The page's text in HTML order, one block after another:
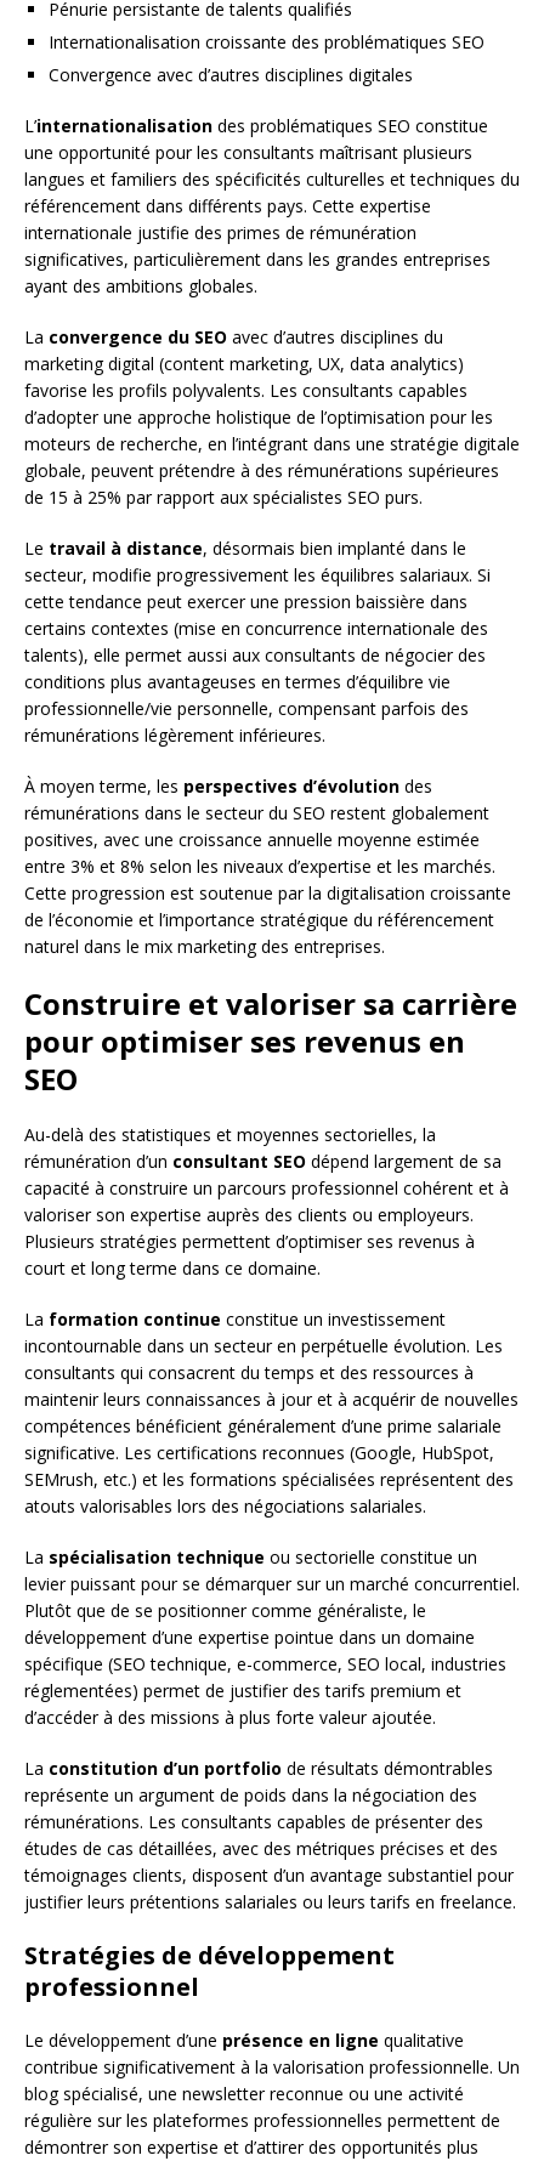
Pénurie persistante de talents qualifiés
Internationalisation croissante des problématiques SEO
Convergence avec d’autres disciplines digitales
L’internationalisation des problématiques SEO constitue
une opportunité pour les consultants maîtrisant plusieurs
langues et familiers des spécificités culturelles et techniques du
référencement dans différents pays. Cette expertise
internationale justifie des primes de rémunération
significatives, particulièrement dans les grandes entreprises
ayant des ambitions globales.
La convergence du SEO avec d’autres disciplines du
marketing digital (content marketing, UX, data analytics)
favorise les profils polyvalents. Les consultants capables
d’adopter une approche holistique de l’optimisation pour les
moteurs de recherche, en l’intégrant dans une stratégie digitale
globale, peuvent prétendre à des rémunérations supérieures
de 15 à 25% par rapport aux spécialistes SEO purs.
Le travail à distance, désormais bien implanté dans le
secteur, modifie progressivement les équilibres salariaux. Si
cette tendance peut exercer une pression baissière dans
certains contextes (mise en concurrence internationale des
talents), elle permet aussi aux consultants de négocier des
conditions plus avantageuses en termes d’équilibre vie
professionnelle/vie personnelle, compensant parfois des
rémunérations légèrement inférieures.
À moyen terme, les perspectives d’évolution des
rémunérations dans le secteur du SEO restent globalement
positives, avec une croissance annuelle moyenne estimée
entre 3% et 8% selon les niveaux d’expertise et les marchés.
Cette progression est soutenue par la digitalisation croissante
de l’économie et l’importance stratégique du référencement
naturel dans le mix marketing des entreprises.
Construire et valoriser sa carrière
pour optimiser ses revenus en
SEO
Au-delà des statistiques et moyennes sectorielles, la
rémunération d’un consultant SEO dépend largement de sa
capacité à construire un parcours professionnel cohérent et à
valoriser son expertise auprès des clients ou employeurs.
Plusieurs stratégies permettent d’optimiser ses revenus à
court et long terme dans ce domaine.
La formation continue constitue un investissement
incontournable dans un secteur en perpétuelle évolution. Les
consultants qui consacrent du temps et des ressources à
maintenir leurs connaissances à jour et à acquérir de nouvelles
compétences bénéficient généralement d’une prime salariale
significative. Les certifications reconnues (Google, HubSpot,
SEMrush, etc.) et les formations spécialisées représentent des
atouts valorisables lors des négociations salariales.
La spécialisation technique ou sectorielle constitue un
levier puissant pour se démarquer sur un marché concurrentiel.
Plutôt que de se positionner comme généraliste, le
développement d’une expertise pointue dans un domaine
spécifique (SEO technique, e-commerce, SEO local, industries
réglementées) permet de justifier des tarifs premium et
d’accéder à des missions à plus forte valeur ajoutée.
La constitution d’un portfolio de résultats démontrables
représente un argument de poids dans la négociation des
rémunérations. Les consultants capables de présenter des
études de cas détaillées, avec des métriques précises et des
témoignages clients, disposent d’un avantage substantiel pour
justifier leurs prétentions salariales ou leurs tarifs en freelance.
Stratégies de développement
professionnel
Le développement d’une présence en ligne qualitative
contribue significativement à la valorisation professionnelle. Un
blog spécialisé, une newsletter reconnue ou une activité
régulière sur les plateformes professionnelles permettent de
démontrer son expertise et d’attirer des opportunités plus